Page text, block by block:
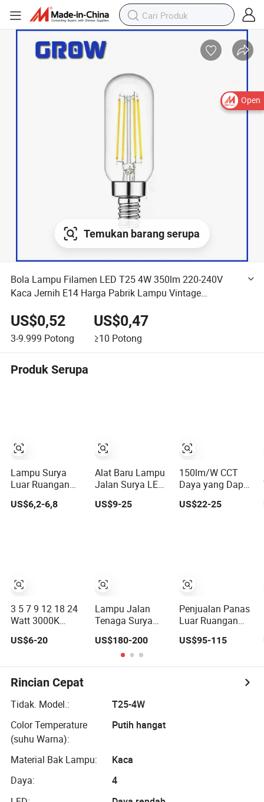
Open
Temukan barang serupa
Bola Lampu Filamen LED T25 4W 350lm 220-240V
Kaca Jernih E14 Harga Pabrik Lampu Vintage
Dalam Ruangan
US$0,52
3-9.999 Potong
US$0,47
≥10 Potong
Produk Serupa
Lampu Surya
Luar Ruangan
50 LED 3 Mode
Luar Warna Putih
Hangat/ Warna-
warni
US$6,2-6,8
3 5 7 9 12 18 24
Watt 3000K
CCT Dalam Anti
Tipis Rim COB
LED Lampu
Down
US$6-20
Alat Baru Lampu
Jalan Surya LED
Alat Semua
US$9-25
Lampu Jalan
Tenaga Surya
Energi untuk Kota
Cerdas
US$180-200
150lm/W CCT
Daya yang Dapat
Industri 100W-
US$22-25
Penjualan Panas
Luar Ruangan
60W Penerangan
Tenaga Surya
US$95-115
Rincian Cepat
Tidak. Model.:
T25-4W
Color Temperature
(suhu Warna):
Putih hangat
Material Bak Lampu:
Kaca
Daya:
4